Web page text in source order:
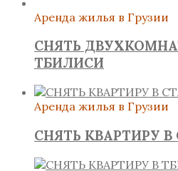
Аренда жилья в Грузии
СНЯТЬ
ТБИЛИСИ
Аренда жилья в Грузии
СНЯТЬ КВАРТИРУ